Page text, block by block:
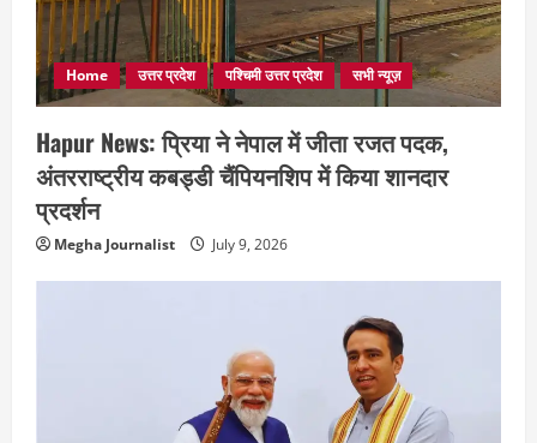
Home उत्तर प्रदेश पश्चिमी उत्तर प्रदेश सभी न्यूज़
Hapur News: प्रिया ने नेपाल में जीता रजत पदक,
अंतरराष्ट्रीय कबड्डी चैंपियनशिप में किया शानदार
प्रदर्शन
Megha Journalist July 9, 2026